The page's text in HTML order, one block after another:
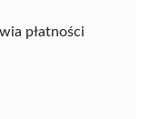
płatności